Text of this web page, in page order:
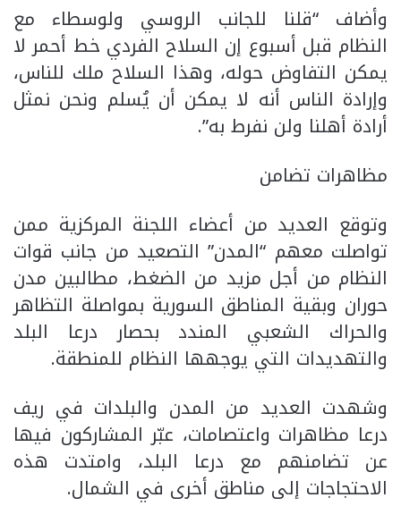
وأضاف “قلنا للجانب الروسي ولوسطاء مع
النظام قبل أسبوع إن السلاح الفردي خط أحمر لا
يمكن التفاوض حوله، وهذا السلاح ملك للناس،
وإرادة الناس أنه لا يمكن أن يُسلم ونحن نمثل
أرادة أهلنا ولن نفرط به”.
مظاهرات تضامن
وتوقع العديد من أعضاء اللجنة المركزية ممن
تواصلت معهم “المدن” التصعيد من جانب قوات
النظام من أجل مزيد من الضغط، مطالبين مدن
حوران وبقية المناطق السورية بمواصلة التظاهر
والحراك الشعبي المندد بحصار درعا البلد
والتهديدات التي يوجهها النظام للمنطقة.
وشهدت العديد من المدن والبلدات في ريف
درعا مظاهرات واعتصامات، عبّر المشاركون فيها
عن تضامنهم مع درعا البلد، وامتدت هذه
الاحتجاجات إلى مناطق أخرى في الشمال.